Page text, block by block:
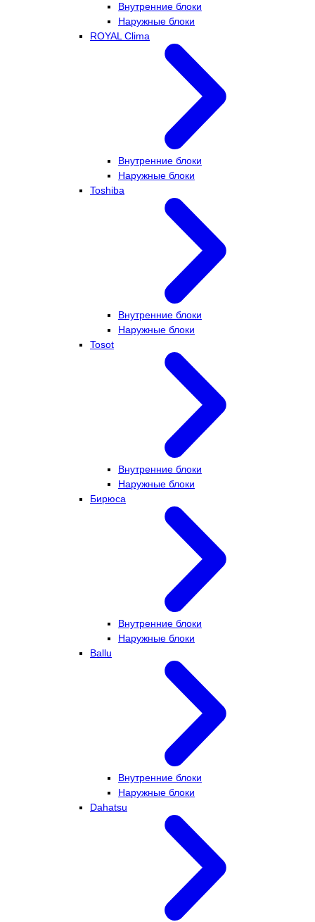
Внутренние блоки
Наружные блоки
ROYAL Clima
Внутренние блоки
Наружные блоки
Toshiba
Внутренние блоки
Наружные блоки
Tosot
Внутренние блоки
Наружные блоки
Бирюса
Внутренние блоки
Наружные блоки
Ballu
Внутренние блоки
Наружные блоки
Dahatsu